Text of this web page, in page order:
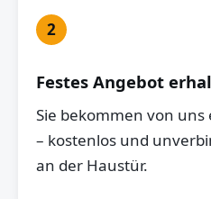
2
Festes Angebot
Sie bekommen von
– kostenlos und
an der Haustür.